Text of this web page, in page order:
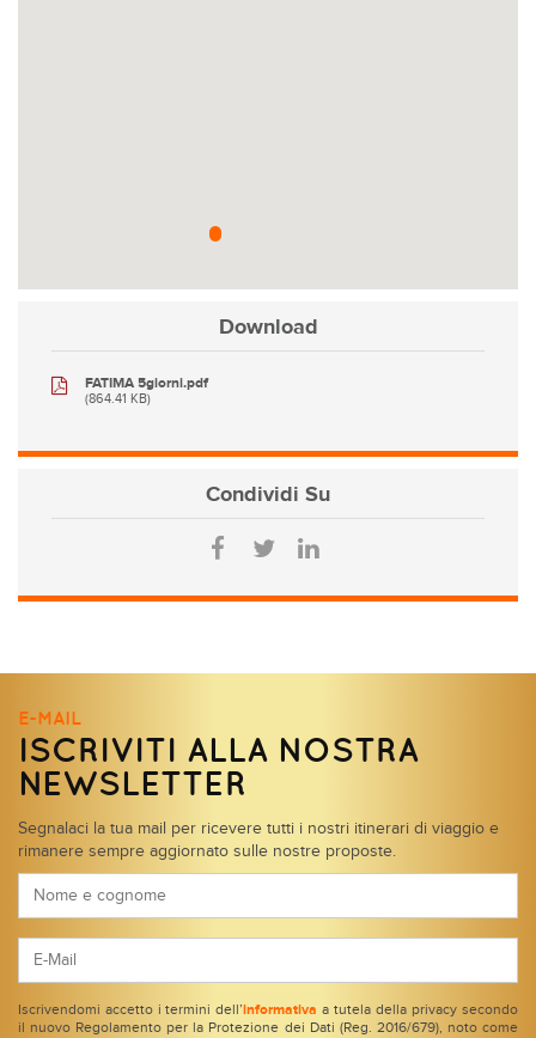
Download
FATIMA 5giorni.pdf
(864.41 KB)
Condividi Su
E-MAIL
ISCRIVITI ALLA NOSTRA
NEWSLETTER
Segnalaci la tua mail per ricevere tutti i nostri itinerari di viaggio e
rimanere sempre aggiornato sulle nostre proposte.
Iscrivendomi accetto i termini dell’ informativa a tutela della privacy secondo
il nuovo Regolamento per la Protezione dei Dati (Reg. 2016/679), noto come